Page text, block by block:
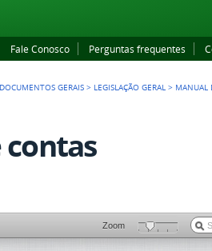
Fale Conosco Perguntas frequentes
DOCUMENTOS GERAIS > LEGISLAÇÃO GERAL > MANUAL
Zoom